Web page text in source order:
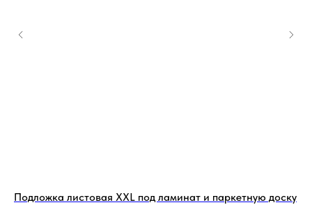
Подложка листовая XXL под ламинат и паркетную доску